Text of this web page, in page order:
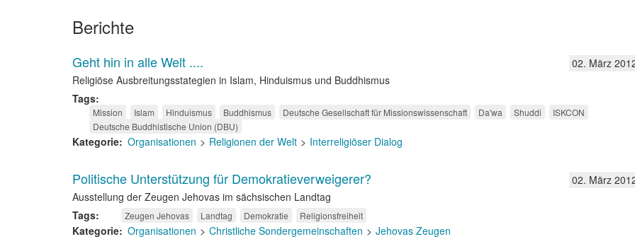
Berichte
02. März
Geht hin in alle Welt ....
Religiöse Ausbreitungsstategien in Islam, Hinduismus und Buddhismus
Tags
Mission Islam Hinduismus Buddhismus Deutsche Gesellschaft für Missionswissenschaft Da'wa Shuddi
ISKCON
Deutsche Buddhistische Union (DBU)
Kategorie Organisationen Religionen der Welt Interreligiöser Dialog
02. März
Politische Unterstützung für Demokratieverweigerer?
Ausstellung der Zeugen Jehovas im sächsischen Landtag
Tags
Zeugen Jehovas Landtag Demokratie Religionsfreiheit
Kategorie Organisationen Christliche Sondergemeinschaften Jehovas Zeugen